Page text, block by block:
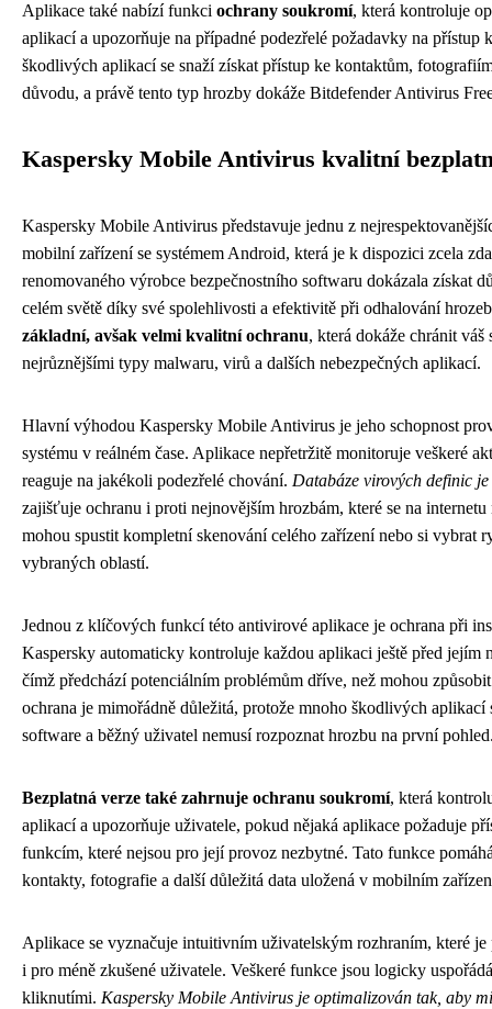
Aplikace také nabízí funkci ochrany soukromí, která kontroluje
aplikací a upozorňuje na případné podezřelé požadavky na
škodlivých aplikací se snaží získat přístup ke kontaktům,
důvodu, a právě tento typ hrozby dokáže Bitdefender Antivirus
Kaspersky Mobile Antivirus kvalitní
Kaspersky Mobile Antivirus představuje jednu z
mobilní zařízení se systémem Android, která je k dispozici zcela
renomovaného výrobce bezpečnostního softwaru dokázala získat
celém světě díky své spolehlivosti a efektivitě při odhalování
základní, avšak velmi kvalitní ochranu, která dokáže chránit váš
nejrůznějšími typy malwaru, virů a dalších nebezpečných aplikací.
Hlavní výhodou Kaspersky Mobile Antivirus je jeho schopnost
systému v reálném čase. Aplikace nepřetržitě monitoruje veškeré
reaguje na jakékoli podezřelé chování. Databáze virových definic
zajišťuje ochranu i proti nejnovějším hrozbám, které se na
mohou spustit kompletní skenování celého zařízení nebo si vybrat
vybraných oblastí.
Jednou z klíčových funkcí této antivirové aplikace je ochrana při
Kaspersky automaticky kontroluje každou aplikaci ještě před jejím
čímž předchází potenciálním problémům dříve, než mohou
ochrana je mimořádně důležitá, protože mnoho škodlivých
software a běžný uživatel nemusí rozpoznat hrozbu na první
Bezplatná verze také zahrnuje ochranu soukromí, která
aplikací a upozorňuje uživatele, pokud nějaká aplikace požaduje
funkcím, které nejsou pro její provoz nezbytné. Tato funkce
kontakty, fotografie a další důležitá data uložená v mobilním
Aplikace se vyznačuje intuitivním uživatelským rozhraním, které je
i pro méně zkušené uživatele. Veškeré funkce jsou logicky
kliknutími. Kaspersky Mobile Antivirus je optimalizován tak, aby